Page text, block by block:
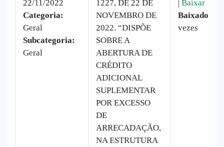
22/11/2022
Categoria:
Geral
Subcategoria:
Geral
1227, DE 22 DE
NOVEMBRO DE
2022. “DISPÕE
SOBRE A
ABERTURA DE
CRÉDITO
ADICIONAL
SUPLEMENTAR
POR EXCESSO
DE
ARRECADAÇÃO,
NA ESTRUTURA
| Baixar
Baixado:
vezes